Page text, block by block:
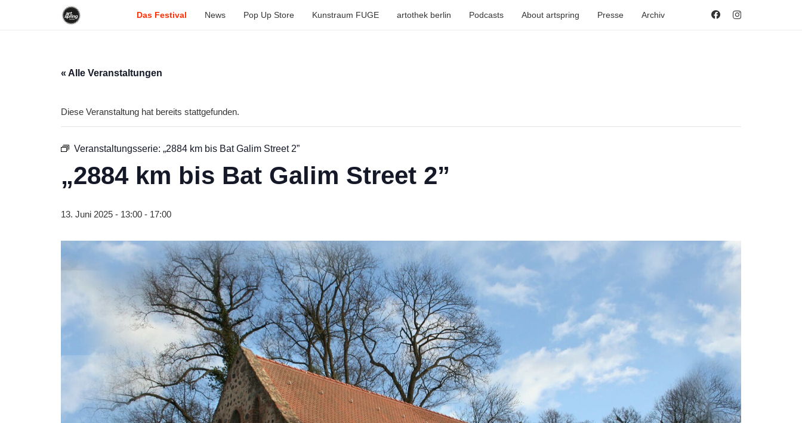
Das Festival News Pop Up Store Kunstraum FUGE artothek berlin Podcasts About artspring Presse Archiv
« Alle Veranstaltungen
Diese Veranstaltung hat bereits stattgefunden.
Veranstaltungsserie: „2884 km bis Bat Galim Street 2”
„2884 km bis Bat Galim Street 2”
13. Juni 2025 - 13:00 - 17:00